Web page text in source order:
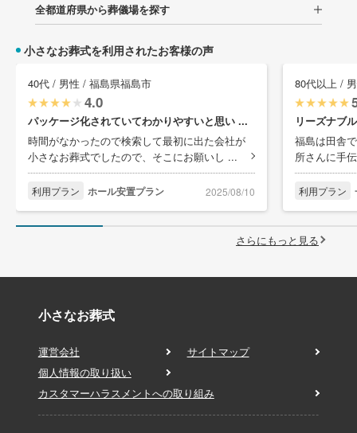
全都道府県から葬儀場を探す
小さなお葬式を利用されたお客様の声
40代 / 男性 / 福島県福島市
4.0
パッケージ化されていてわかりやすいと思い ...
時間がなかったので検索して最初に出た会社が
小さなお葬式でしたので、そこにお願いし ...
利用プラン ホール安置プラン 2025/08/10
80代以上 /
リーズナブ
福島は田舎
所さんに手
利用プラン
さらにもっと見る
小さなお葬式
運営会社
サイトマップ
個人情報の取り扱い
カスタマーハラスメントへの取り組み